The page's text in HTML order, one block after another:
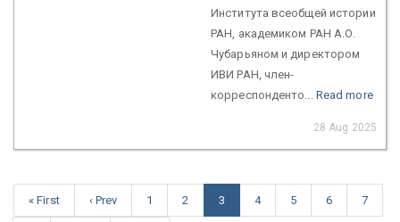
Института всеобщей истории
РАН, академиком РАН А.О.
Чубарьяном и директором
ИВИ РАН, член-
корреспонденто... Read more
28 Aug 2025
« First ‹ Prev 1 2 3 4 5 6 7